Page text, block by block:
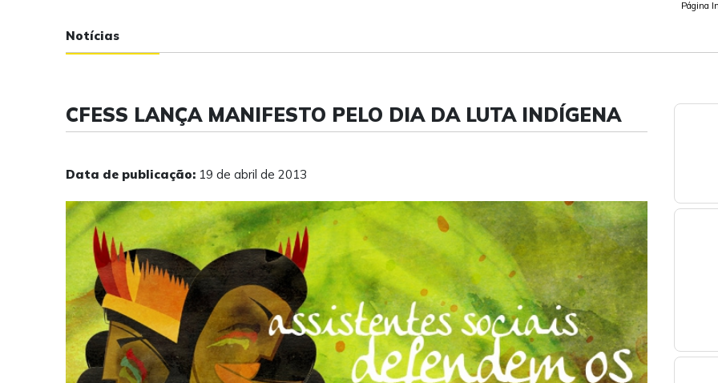
Página
Notícias
CFESS LANÇA MANIFESTO PELO DIA DA LUTA INDÍGENA
Data de publicação: 19 de abril de 2013